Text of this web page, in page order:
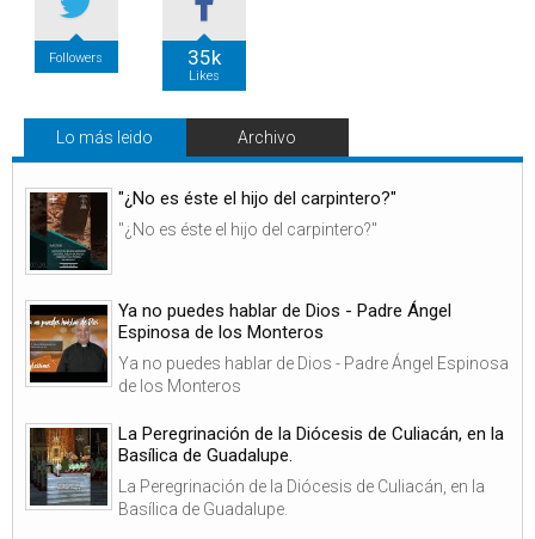
Followers 35k
Likes
Lo más leido Archivo
"¿No es éste el hijo del carpintero?"
"¿No es éste el hijo del carpintero?"
Ya no puedes hablar de Dios - Padre Ángel
Espinosa de los Monteros
Ya no puedes hablar de Dios - Padre Ángel Espinosa
de los Monteros
La Peregrinación de la Diócesis de Culiacán, en la
Basílica de Guadalupe.
La Peregrinación de la Diócesis de Culiacán, en la
Basílica de Guadalupe.